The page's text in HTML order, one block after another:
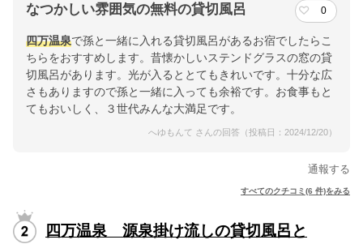
なつかしい雰囲気の無料の貸切風呂 0
四万温泉で孫と一緒に入れる貸切風呂があるお宿でしたらこ
ちらをおすすめします。昔懐かしいステンドグラスの窓の貸
切風呂があります。光が入るととてもきれいです。十分な広
さもありますので孫と一緒に入っても余裕です。お食事もと
てもおいしく、３世代みんな大満足です。
へゆもんて さんの回答（投稿日：2024/12/20）
通報する
すべてのクチコミ(6 件)をみる
四万温泉 源泉掛け流しの貸切風呂と